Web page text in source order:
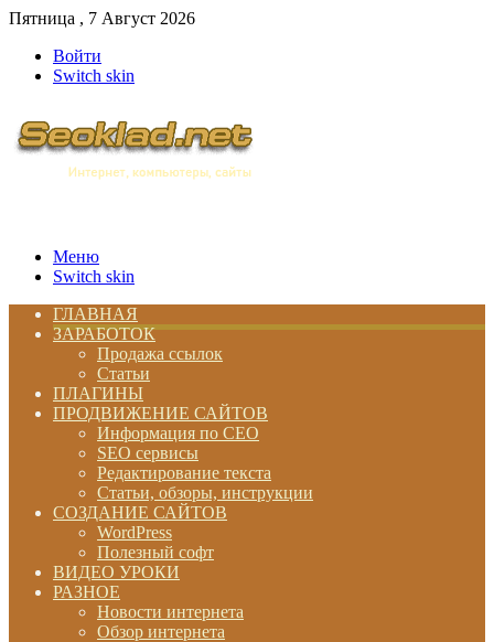
Пятница , 7 Август 2026
Войти
Switch skin
Меню
Switch skin
ГЛАВНАЯ
ЗАРАБОТОК
Продажа ссылок
Статьи
ПЛАГИНЫ
ПРОДВИЖЕНИЕ САЙТОВ
Информация по СЕО
SEO сервисы
Редактирование текста
Статьи, обзоры, инструкции
СОЗДАНИЕ САЙТОВ
WordPress
Полезный софт
ВИДЕО УРОКИ
РАЗНОЕ
Новости интернета
Обзор интернета